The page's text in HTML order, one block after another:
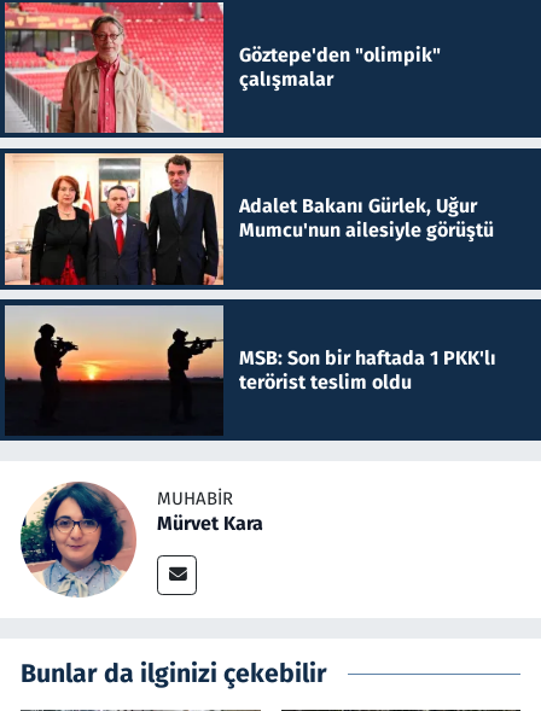
Göztepe'den "olimpik"
çalışmalar
Adalet Bakanı Gürlek, Uğur
Mumcu'nun ailesiyle görüştü
MSB: Son bir haftada 1 PKK'lı
terörist teslim oldu
MUHABIR
Mürvet Kara
Bunlar da ilginizi çekebilir